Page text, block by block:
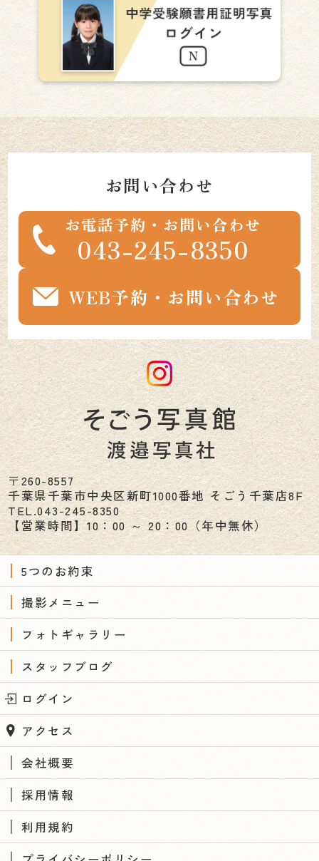
5つのお約束
撮影メニュー
フォトギャラリー
スタッフブログ
ログイン
アクセス
会社概要
採用情報
利用規約
お問い合わせ
お電話予約・お問い合わせ
043-245-8350
WEB予約・お問い合わせ
〒260-8557
千葉県千葉市中央区新町1000番地 そごう千葉店8F
TEL.043-245-8350
【営業時間】10：00 ～ 20：00（年中無休）